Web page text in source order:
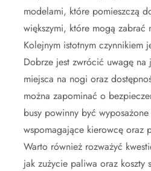
modelami, które pomieszczą
większymi, które mogą zabrać
Kolejnym istotnym czynnikiem
Dobrze jest zwrócić uwagę na
miejsca na nogi oraz
można zapominać o
busy powinny być wyposażone
wspomagające kierowcę oraz
Warto również rozważyć
jak zużycie paliwa oraz koszty